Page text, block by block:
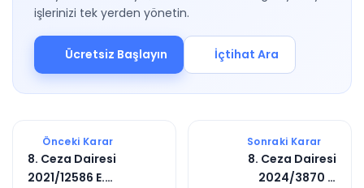
işlerinizi tek yerden yönetin.
Ücretsiz Başlayın İçtihat Ara
Önceki Karar
8. Ceza Dairesi
2021/12586 E.
Sonraki Karar
8. Ceza Dairesi
2024/3870 E.